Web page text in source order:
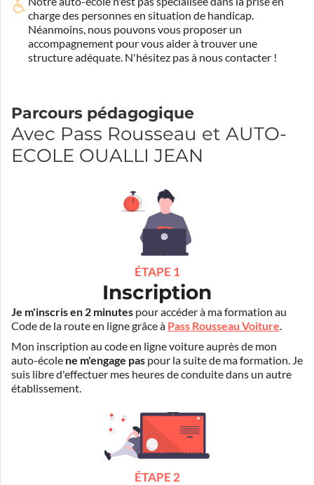
charge des personnes en situation de handicap.
Néanmoins, nous pouvons vous proposer un
accompagnement pour vous aider à trouver une
structure adéquate. N'hésitez pas à nous contacter !
Parcours pédagogique
Avec Pass Rousseau et AUTO-
ECOLE OUALLI JEAN
ÉTAPE 1
Inscription
Je m'inscris en 2 minutes pour accéder à ma formation au
Code de la route en ligne grâce à Pass Rousseau Voiture.
Mon inscription au code en ligne voiture auprès de mon
auto-école ne m'engage pas pour la suite de ma formation. Je
suis libre d'effectuer mes heures de conduite dans un autre
établissement.
ÉTAPE 2